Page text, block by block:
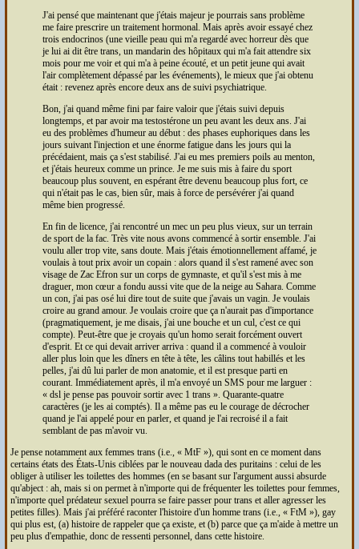
J'ai pensé que maintenant que j'étais majeur je pourrais sans problème
me faire prescrire un traitement hormonal. Mais après avoir essayé chez
trois endocrinos (une vieille peau qui m'a regardé avec horreur dès que
je lui ai dit être trans, un mandarin des hôpitaux qui m'a fait attendre six
mois pour me voir et qui m'a à peine écouté, et un petit jeune qui avait
l'air complètement dépassé par les événements), le mieux que j'ai obtenu
était : revenez après encore deux ans de suivi psychiatrique.
Bon, j'ai quand même fini par faire valoir que j'étais suivi depuis
longtemps, et par avoir ma testostérone un peu avant les deux ans. J'ai
eu des problèmes d'humeur au début : des phases euphoriques dans les
jours suivant l'injection et une énorme fatigue dans les jours qui la
précédaient, mais ça s'est stabilisé. J'ai eu mes premiers poils au menton,
et j'étais heureux comme un prince. Je me suis mis à faire du sport
beaucoup plus souvent, en espérant être devenu beaucoup plus fort, ce
qui n'était pas le cas, bien sûr, mais à force de persévérer j'ai quand
même bien progressé.
En fin de licence, j'ai rencontré un mec un peu plus vieux, sur un terrain
de sport de la fac. Très vite nous avons commencé à sortir ensemble. J'ai
voulu aller trop vite, sans doute. Mais j'étais émotionnellement affamé, je
voulais à tout prix avoir un copain : alors quand il s'est ramené avec son
visage de Zac Efron sur un corps de gymnaste, et qu'il s'est mis à me
draguer, mon cœur a fondu aussi vite que de la neige au Sahara. Comme
un con, j'ai pas osé lui dire tout de suite que j'avais un vagin. Je voulais
croire au grand amour. Je voulais croire que ça n'aurait pas d'importance
(pragmatiquement, je me disais, j'ai une bouche et un cul, c'est ce qui
compte). Peut-être que je croyais qu'un homo serait forcément ouvert
d'esprit. Et ce qui devait arriver arriva : quand il a commencé à vouloir
aller plus loin que les dîners en tête à tête, les câlins tout habillés et les
pelles, j'ai dû lui parler de mon anatomie, et il est presque parti en
courant. Immédiatement après, il m'a envoyé un SMS pour me larguer :
dsl je pense pas pouvoir sortir avec 1 trans
. Quarante-quatre
caractères (je les ai comptés). Il a même pas eu le courage de décrocher
quand je l'ai appelé pour en parler, et quand je l'ai recroisé il a fait
semblant de pas m'avoir vu.
Je pense notamment aux femmes trans (i.e., « MtF»), qui sont en ce moment dans
certains états des États-Unis ciblées par le nouveau dada des puritains : celui de les
obliger à utiliser les toilettes des hommes (en se basant sur l'argument aussi absurde
qu'abject : ah, mais si on permet à n'importe qui de fréquenter les toilettes pour femmes,
n'importe quel prédateur sexuel pourra se faire passer pour trans et aller agresser les
petites filles). Mais j'ai préféré raconter l'histoire d'un homme trans (i.e., « FtM»), gay
qui plus est, (a) histoire de rappeler que ça existe, et (b) parce que ça m'aide à mettre un
peu plus d'empathie, donc de ressenti personnel, dans cette histoire.